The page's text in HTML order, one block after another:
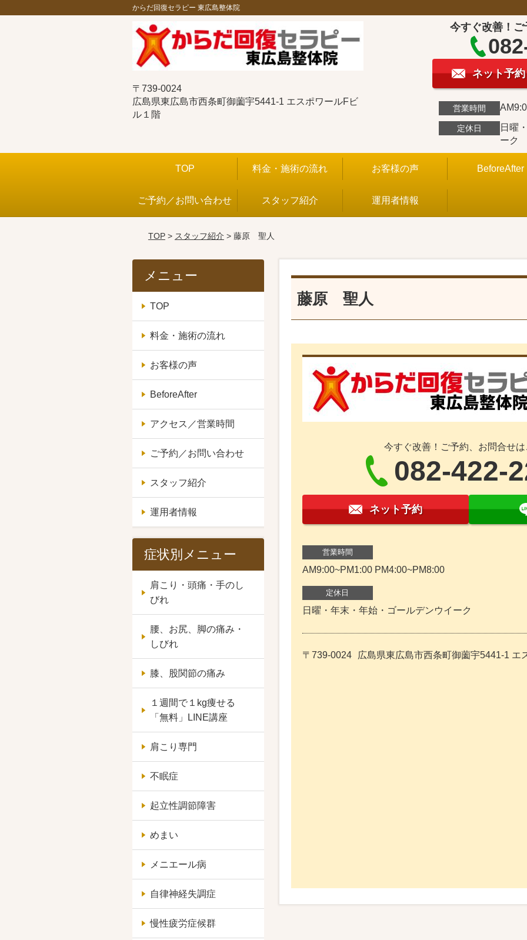
からだ回復セラピー 東広島整体院
〒739-0024
広島県東広島市西条町御薗宇5441-1 エスポワールFビ
ル１階
今すぐ改善！
ネット予約
営業時間
定休日
日曜
ーク
TOP 料金・施術の流れ お客様の声 BeforeAfter
ご予約／お問い合わせ スタッフ紹介 運用者情報
TOP> スタッフ紹介 > 藤原 聖人
藤原 聖人
今すぐ改善！ご予約、お問合せは
082-422-
ネット予約
営業時間
AM9:00~PM1:00 PM4:00~PM8:00
定休日
日曜・年末・年始・ゴールデンウイーク
〒739-0024 広島県東広島市西条町御薗宇5441-1 エ
メニュー
TOP
料金・施術の流れ
お客様の声
BeforeAfter
アクセス／営業時間
ご予約／お問い合わせ
スタッフ紹介
運用者情報
症状別メニュー
肩こり・頭痛・手のし
びれ
腰、お尻、脚の痛み・
しびれ
膝、股関節の痛み
１週間で１kg痩せる
「無料」LINE講座
肩こり専門
不眠症
起立性調節障害
めまい
メニエール病
自律神経失調症
慢性疲労症候群